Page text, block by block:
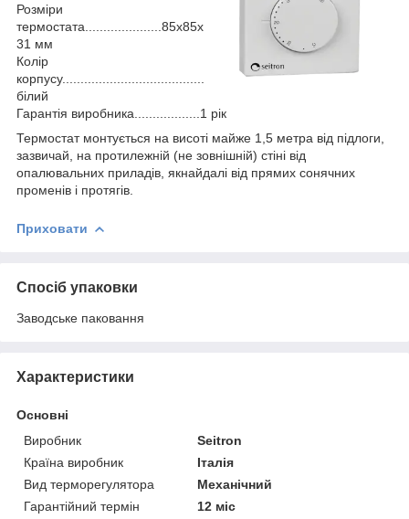
Розміри
термостата.....................85х85х
31 мм
Колір
корпусу.......................................
білий
Гарантія виробника..................1 рік
Термостат монтується на висоті майже 1,5 метра від підлоги,
зазвичай, на протилежній (не зовнішній) стіні від
опалювальних приладів, якнайдалі від прямих сонячних
променів і протягів.
Приховати
Спосіб упаковки
Заводське паковання
Характеристики
Основні
Виробник
Seitron
Країна виробник
Італія
Вид терморегулятора
Механічний
Гарантійний термін
12 міс